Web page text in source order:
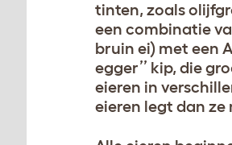
tinten, zoals
een combinatie
bruin ei) met een
egger’’ kip, die
eieren in
eieren legt dan